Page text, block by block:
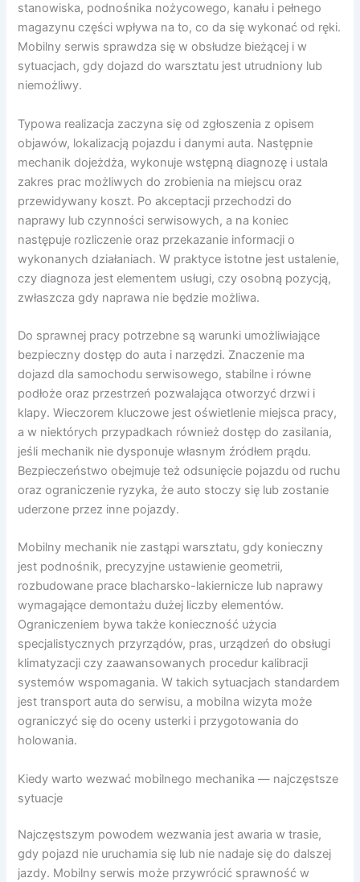
stanowiska, podnośnika nożycowego, kanału i pełnego
magazynu części wpływa na to, co da się wykonać od ręki.
Mobilny serwis sprawdza się w obsłudze bieżącej i w
sytuacjach, gdy dojazd do warsztatu jest utrudniony lub
niemożliwy.
Typowa realizacja zaczyna się od zgłoszenia z opisem
objawów, lokalizacją pojazdu i danymi auta. Następnie
mechanik dojeżdża, wykonuje wstępną diagnozę i ustala
zakres prac możliwych do zrobienia na miejscu oraz
przewidywany koszt. Po akceptacji przechodzi do
naprawy lub czynności serwisowych, a na koniec
następuje rozliczenie oraz przekazanie informacji o
wykonanych działaniach. W praktyce istotne jest ustalenie,
czy diagnoza jest elementem usługi, czy osobną pozycją,
zwłaszcza gdy naprawa nie będzie możliwa.
Do sprawnej pracy potrzebne są warunki umożliwiające
bezpieczny dostęp do auta i narzędzi. Znaczenie ma
dojazd dla samochodu serwisowego, stabilne i równe
podłoże oraz przestrzeń pozwalająca otworzyć drzwi i
klapy. Wieczorem kluczowe jest oświetlenie miejsca pracy,
a w niektórych przypadkach również dostęp do zasilania,
jeśli mechanik nie dysponuje własnym źródłem prądu.
Bezpieczeństwo obejmuje też odsunięcie pojazdu od ruchu
oraz ograniczenie ryzyka, że auto stoczy się lub zostanie
uderzone przez inne pojazdy.
Mobilny mechanik nie zastąpi warsztatu, gdy konieczny
jest podnośnik, precyzyjne ustawienie geometrii,
rozbudowane prace blacharsko-lakiernicze lub naprawy
wymagające demontażu dużej liczby elementów.
Ograniczeniem bywa także konieczność użycia
specjalistycznych przyrządów, pras, urządzeń do obsługi
klimatyzacji czy zaawansowanych procedur kalibracji
systemów wspomagania. W takich sytuacjach standardem
jest transport auta do serwisu, a mobilna wizyta może
ograniczyć się do oceny usterki i przygotowania do
holowania.
Kiedy warto wezwać mobilnego mechanika — najczęstsze
sytuacje
Najczęstszym powodem wezwania jest awaria w trasie,
gdy pojazd nie uruchamia się lub nie nadaje się do dalszej
jazdy. Mobilny serwis może przywrócić sprawność w